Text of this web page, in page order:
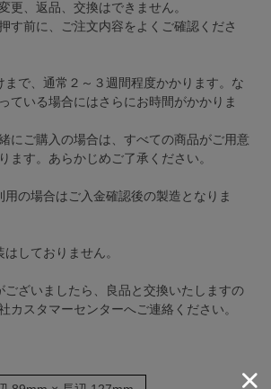
更、返品、交換はできません。
す前に、ご注文内容をよくご確認くださ
まで、通常２～３週間程度かかります。な
ている場合にはさらにお時間がかかりま
にご購入の場合は、すべての商品がご用意
ます。あらかじめご了承ください。
の場合はご入金確認後の製造となりま
しておりません。
ございましたら、良品と交換いたしますの
カスタマーセンターへご連絡ください。